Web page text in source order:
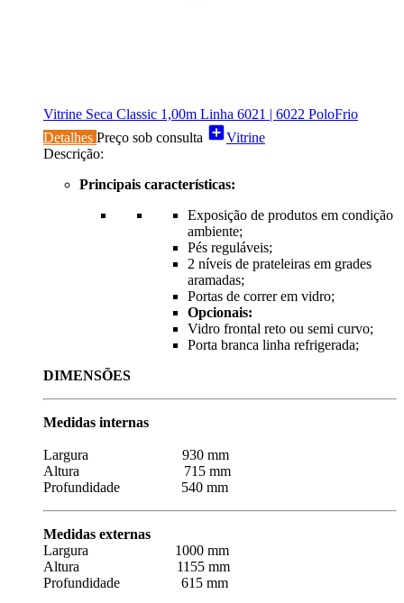
Vitrine Seca Classic 1,00m Linha 6021 | 6022 PoloFrio
Detalhes Preço sob consulta add_boxVitrine
Descrição:
Principais características:
Exposição de produtos em condição
ambiente;
Pés reguláveis;
2 níveis de prateleiras em grades
aramadas;
Portas de correr em vidro;
Opcionais:
Vidro frontal reto ou semi curvo;
Porta branca linha refrigerada;
DIMENSÕES
Medidas internas
Largura 930 mm
Altura 715 mm
Profundidade 540 mm
Medidas externas
Largura 1000 mm
Altura 1155 mm
Profundidade 615 mm